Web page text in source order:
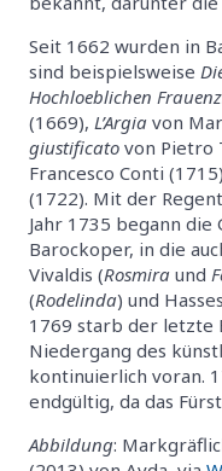
Seit 1662 wurden in
sind beispielsweise
Hochloeblichen
(1669), L’Argia von
giustificato von Pietro
Francesco Conti
(1722). Mit der
Jahr 1735 begann
Barockoper, in die
Vivaldis (Rosmira und
(Rodelinda) und
1769 starb der letzte
Niedergang des
kontinuierlich voran.
endgültig, da das
Abbildung: